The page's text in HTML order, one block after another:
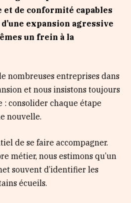
et de conformité capables
expansion agressive
un frein à la
nombreuses entreprises dans
et nous insistons toujours
consolider chaque étape
nouvelle.
de se faire accompagner.
métier, nous estimons qu’un
souvent d’identifier les
écueils.